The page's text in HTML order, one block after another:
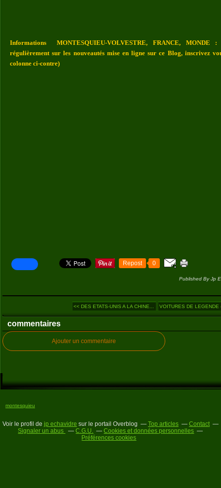
Informations MONTESQUIEU-VOLVESTRE, FRANCE, MONDE
régulièrement sur les nouveautés mise en ligne sur ce Blog, inscrivez
colonne ci-contre)
Repost 0
Published By Jp
<< DES ETATS-UNIS A LA CHINE... VOITURES DE LEGENDE
commentaires
Ajouter un commentaire
montesquieu
Voir le profil de jp echavidre sur le portail Overblog Top articles
Contact
Signaler un abus
C.G.U.
Cookies et données personnelles
Préférences cookies